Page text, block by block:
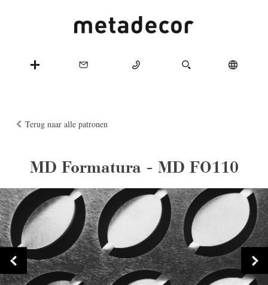
Terug naar alle patronen
MD Formatura - MD FO110